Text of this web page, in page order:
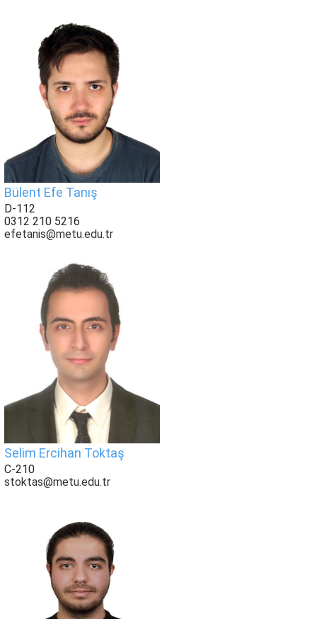
Bülent Efe Tanış
D-112
0312 210 5216
efetanis@metu.edu.tr
Selim Ercihan Toktaş
C-210
stoktas@metu.edu.tr